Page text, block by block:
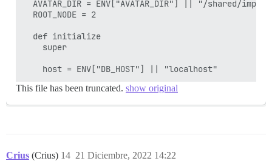
AVATAR_DIR = ENV["AVATAR_DIR"] || "/shared/
  ROOT_NODE = 2
  def initialize
    super
This file has been truncated. show original
Crius (Crius) 21 Diciembre, 2022 14:22
14